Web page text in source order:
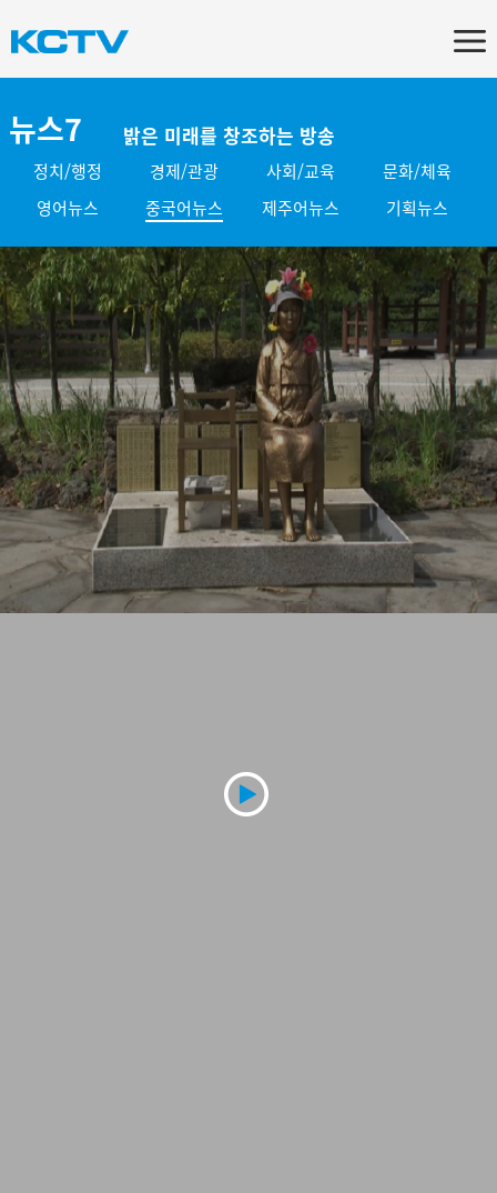
뉴스7 밝은 미래를 창조하는 방송
정치/행정 경제/관광 사회/교육
문화/체육
영어뉴스
중국어뉴스 제주어뉴스 기획뉴스